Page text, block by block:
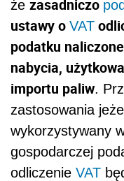
że zasadniczo
ustawy o VAT
podatku
nabycia,
importu paliw.
zastosowania
wykorzystywany
gospodarczej
odliczenie VAT